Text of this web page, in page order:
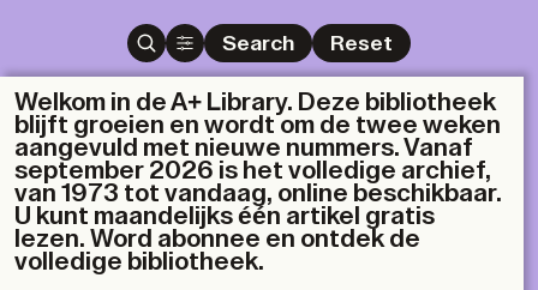
Search Reset
Welkom in de A+ Library. Deze bibliotheek
blijft groeien en wordt om de twee weken
aangevuld met nieuwe nummers. Vanaf
september 2026 is het volledige archief,
van 1973 tot vandaag, online beschikbaar.
U kunt maandelijks één artikel gratis
lezen. Word abonnee en ontdek de
volledige bibliotheek.